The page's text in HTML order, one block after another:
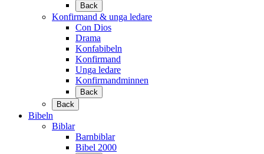
Back
Konfirmand & unga ledare
Con Dios
Drama
Konfabibeln
Konfirmand
Unga ledare
Konfirmandminnen
Back
Back
Bibeln
Biblar
Barnbiblar
Bibel 2000